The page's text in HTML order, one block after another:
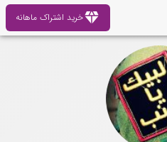
diamondخرید اشتراک ماهانه